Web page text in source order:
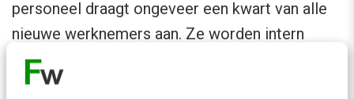
personeel draagt ongeveer een kwart van alle
nieuwe werknemers aan. Ze worden intern
opgeleid bij de Sales-afdeling, op deze manier
leren ze gelijk de vaktermen, de klanten en het